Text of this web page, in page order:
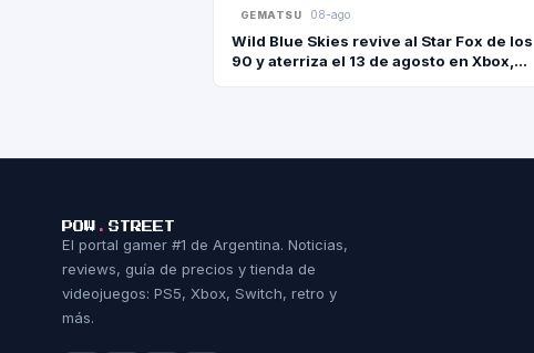
GEMATSU 08-ago
Wild Blue Skies revive al Star Fox de los
90 y aterriza el 13 de agosto en Xbox,
POW . STREET
El portal gamer #1 de Argentina. Noticias,
reviews, guía de precios y tienda de
videojuegos: PS5, Xbox, Switch, retro y
más.